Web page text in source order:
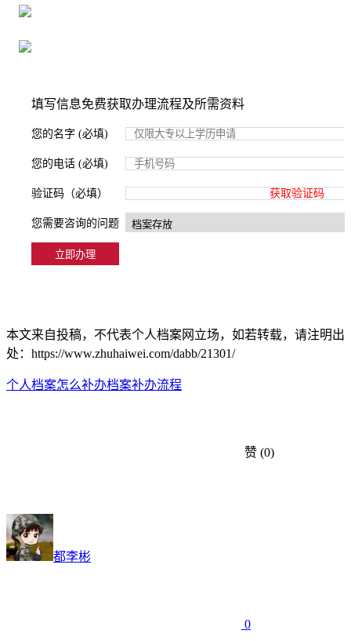
填写信息免费获取办理流程及所需资料
您的名字 (必填)
您的电话 (必填)
验证码（必填） 获取验证码
您需要咨询的问题
本文来自投稿，不代表个人档案网立场，如若转载，请注明出
处：https://www.zhuhaiwei.com/dabb/21301/
个人档案怎么补办档案补办流程
赞 (0)
都李彬
0